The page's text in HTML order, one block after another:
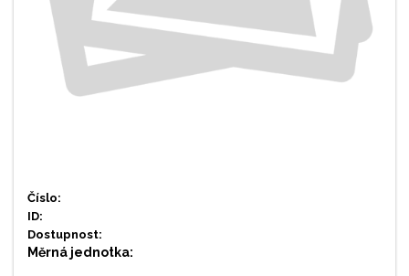
Číslo:
ID:
Dostupnost:
Měrná jednotka: